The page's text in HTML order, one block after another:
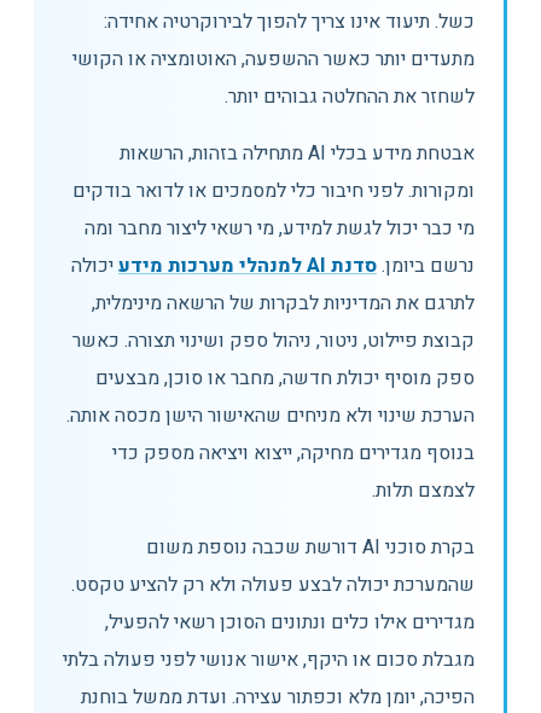
כשל. תיעוד אינו צריך להפוך לבירוקרטיה אחידה:
מתעדים יותר כאשר ההשפעה, האוטומציה או הקושי
לשחזר את ההחלטה גבוהים יותר.
אבטחת מידע בכלי AI מתחילה בזהות, הרשאות
ומקורות. לפני חיבור כלי למסמכים או לדואר בודקים
מי כבר יכול לגשת למידע, מי רשאי ליצור מחבר ומה
נרשם ביומן.סדנת AI למנהלי מערכות מידע
יכולה
לתרגם את המדיניות לבקרות של הרשאה מינימלית,
קבוצת פיילוט, ניטור, ניהול ספק ושינוי תצורה. כאשר
ספק מוסיף יכולת חדשה, מחבר או סוכן, מבצעים
הערכת שינוי ולא מניחים שהאישור הישן מכסה אותה.
בנוסף מגדירים מחיקה, ייצוא ויציאה מספק כדי
לצמצם תלות.
בקרת סוכני AI דורשת שכבה נוספת משום
שהמערכת יכולה לבצע פעולה ולא רק להציע טקסט.
מגדירים אילו כלים ונתונים הסוכן רשאי להפעיל,
מגבלת סכום או היקף, אישור אנושי לפני פעולה בלתי
הפיכה, יומן מלא וכפתור עצירה. ועדת ממשל בוחנת